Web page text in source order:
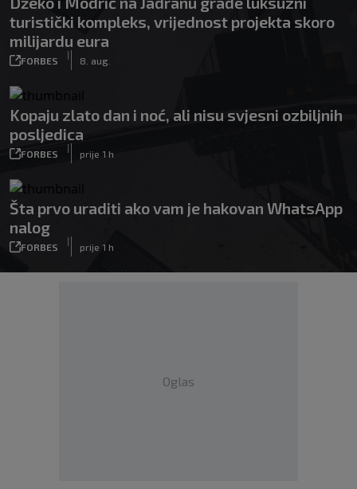
turistički kompleks, vrijednost projekta skoro
milijardu eura
FORBES
|
8. aug.
Kopaju zlato dan i noć, ali nisu svjesni ozbiljnih
posljedica
FORBES
|
prije 1 h
Šta prvo uraditi ako vam je hakovan WhatsApp
nalog
FORBES
|
prije 1 h
Oglas